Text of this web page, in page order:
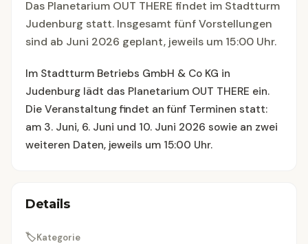
Das Planetarium OUT THERE findet im Stadtturm
Judenburg statt. Insgesamt fünf Vorstellungen
sind ab Juni 2026 geplant, jeweils um 15:00 Uhr.
Im Stadtturm Betriebs GmbH & Co KG in
Judenburg lädt das Planetarium OUT THERE ein.
Die Veranstaltung findet an fünf Terminen statt:
am 3. Juni, 6. Juni und 10. Juni 2026 sowie an zwei
weiteren Daten, jeweils um 15:00 Uhr.
Details
🏷Kategorie